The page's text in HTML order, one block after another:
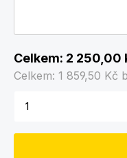
Celkem: 2 250,00
Celkem: 1 859,50 Kč
Množství